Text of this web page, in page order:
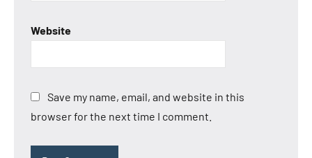
Website
Save my name, email, and website in this
browser for the next time I comment.